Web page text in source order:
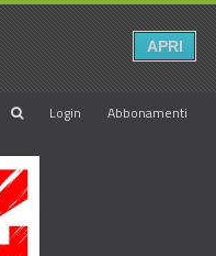
Login Abbonamenti
APRI